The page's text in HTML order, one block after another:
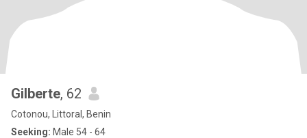
Gilberte, 62
Cotonou, Littoral, Benin
Seeking: Male 54 - 64